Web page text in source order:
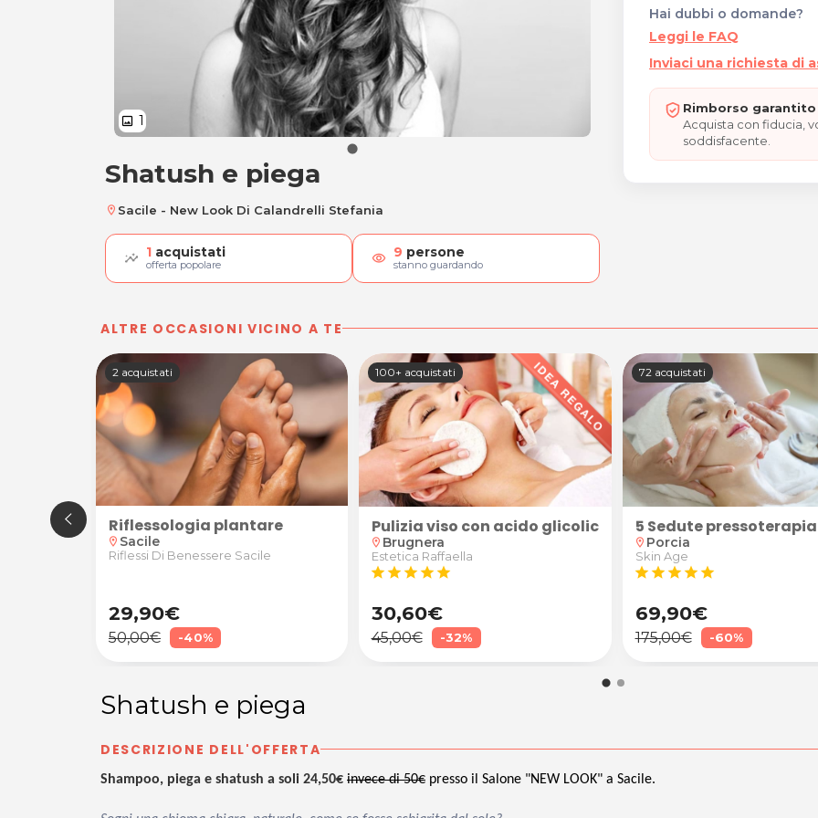
image 1
Shatush e piega
Shatush e piega
location_on Sacile - New Look Di Calandrelli Stefania
1 acquistati
offerta popolare visibility 9 persone
stanno guardando
Hai dubbi o domande?
Leggi le FAQ
Inviaci una richiesta di
Rimborso
Acquista con fiducia,
soddisfacente.
ALTRE OCCASIONI VICINO A TE
Olistico a Porcia
oppure rigenerante "Full Experience" 90' da Wave Studio Olistico a Porcia
relax o DecoLinfatico
2 acquistati
Riflessologia plantare
location_on Sacile
Riflessi Di Benessere Sacile
29,90€
50,00€ -40%
100+ acquistati
Pulizia viso con acido glicolico e salicilico
location_on Brugnera
Estetica Raffaella
star star star star star
30,60€
45,00€ -32%
72 acquistati
5 Sedute
location_on Porcia
Skin Age
star star star star star
69,90€
175,00€ -60%
Shatush e piega
DESCRIZIONE DELL'OFFERTA
Shampoo, piega e shatush a soli 24,50€ invece di 50€ presso il Salone "NEW LOOK" a Sacile.